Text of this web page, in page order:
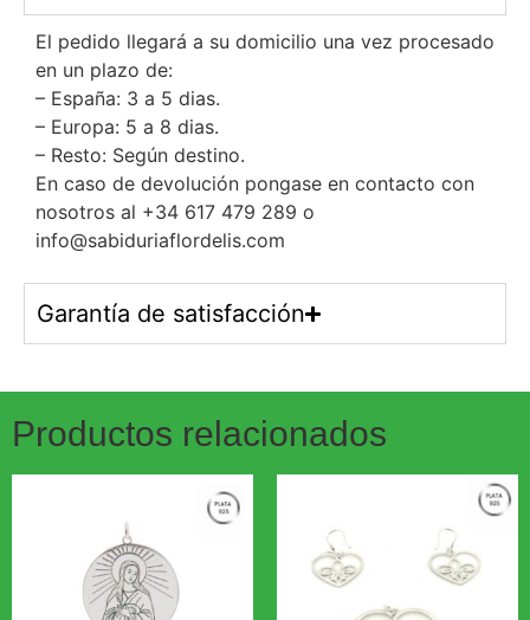
El pedido llegará a su domicilio una vez procesado
en un plazo de:
– España: 3 a 5 dias.
– Europa: 5 a 8 dias.
– Resto: Según destino.
En caso de devolución pongase en contacto con
nosotros al +34 617 479 289 o
info@sabiduriaflordelis.com
Garantía de satisfacción
Productos relacionados